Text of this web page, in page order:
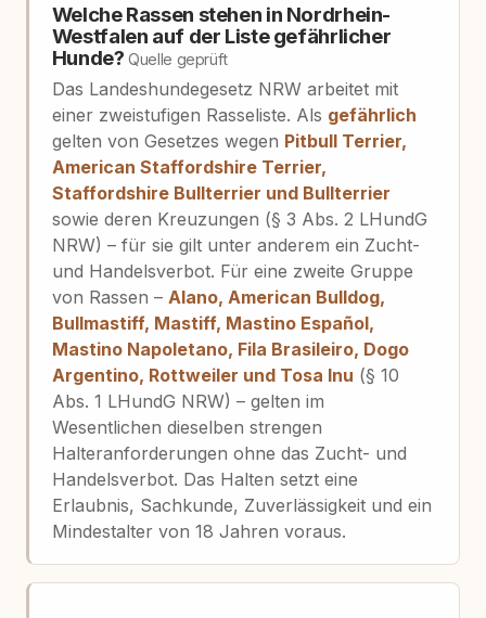
Welche Rassen stehen in Nordrhein-
Westfalen auf der Liste gefährlicher
Hunde?Quelle geprüft
Das Landeshundegesetz NRW arbeitet mit
einer zweistufigen Rasseliste. Als gefährlich
gelten von Gesetzes wegen Pitbull Terrier,
American Staffordshire Terrier,
Staffordshire Bullterrier und Bullterrier
sowie deren Kreuzungen (§ 3 Abs. 2 LHundG
NRW) – für sie gilt unter anderem ein Zucht-
und Handelsverbot. Für eine zweite Gruppe
von Rassen – Alano, American Bulldog,
Bullmastiff, Mastiff, Mastino Español,
Mastino Napoletano, Fila Brasileiro, Dogo
Argentino, Rottweiler und Tosa Inu (§ 10
Abs. 1 LHundG NRW) – gelten im
Wesentlichen dieselben strengen
Halteranforderungen ohne das Zucht- und
Handelsverbot. Das Halten setzt eine
Erlaubnis, Sachkunde, Zuverlässigkeit und ein
Mindestalter von 18 Jahren voraus.